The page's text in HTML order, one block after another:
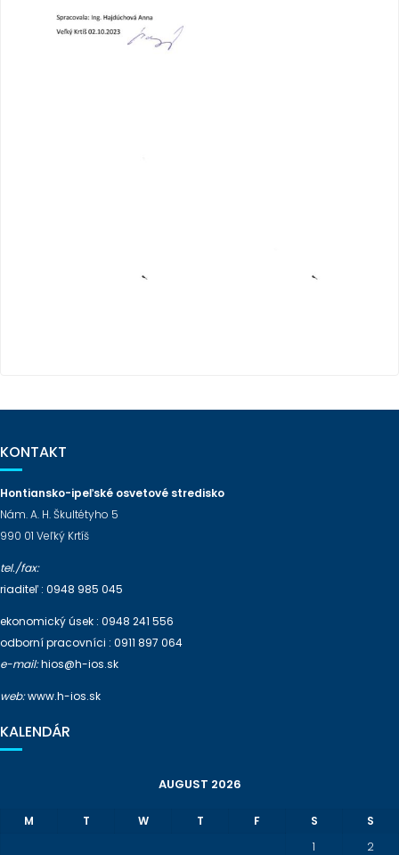
KONTAKT
Hontiansko-ipeľské osvetové stredisko
Nám. A. H. Škultétyho 5
990 01 Veľký Krtíš
tel./fax:
riaditeľ : 0948 985 045
ekonomický úsek : 0948 241 556
odborní pracovníci : 0911 897 064
e-mail:hios@h-ios.sk
web:www.h-ios.sk
KALENDÁR
AUGUST 2026
M T W T F S
S
1
2